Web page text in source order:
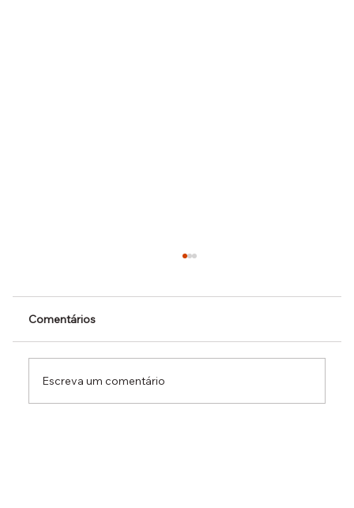
Comentários
Escreva um comentário